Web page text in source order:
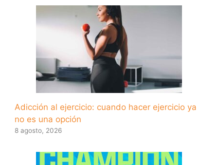
Adicción al ejercicio: cuando hacer ejercicio ya
no es una opción
8 agosto, 2026